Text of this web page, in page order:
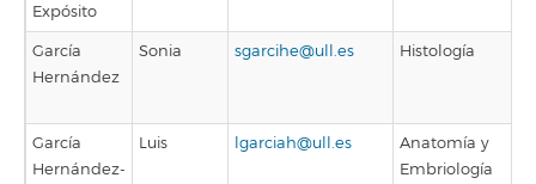
Expósito
García
Hernández
Sonia sgarcihe@ull.es Histología
García
Hernández-
Luis lgarciah@ull.es
Anatomía y
Embriología